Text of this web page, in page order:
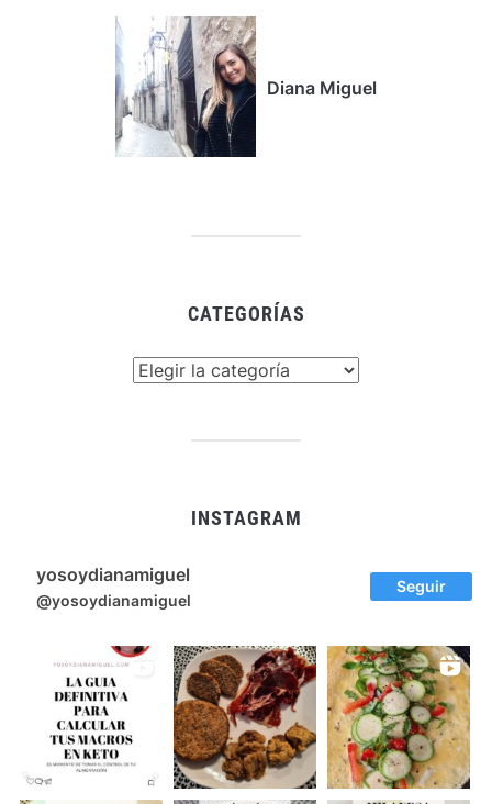
Diana Miguel
CATEGORÍAS
INSTAGRAM
yosoydianamiguel
@yosoydianamiguel
Seguir